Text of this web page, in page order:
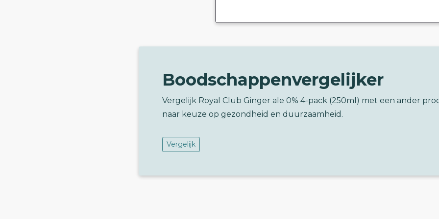
Boodschappenvergelijker
Vergelijk Royal Club Ginger ale 0% 4-pack (250ml) met een ander
naar keuze op gezondheid en duurzaamheid.
Vergelijk